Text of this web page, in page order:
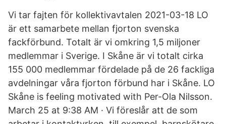
Vi tar fajten för kollektivavtalen 2021-03-18 LO
är ett samarbete mellan fjorton svenska
fackförbund. Totalt är vi omkring 1,5 miljoner
medlemmar i Sverige. I Skåne är vi totalt cirka
155 000 medlemmar fördelade på de 26 fackliga
avdelningar våra fjorton förbund har i Skåne. LO
Skåne is feeling motivated with Per-Ola Nilsson.
March 25 at 9:38 AM · Vi föreslår att de som